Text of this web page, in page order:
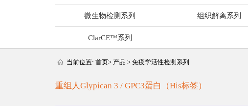
微生物检测系列 组织解离系列
ClarCE™系列
当前位置:首页> 产品 >免疫学活性检测系列
重组人Glypican 3 / GPC3蛋白（His标签）